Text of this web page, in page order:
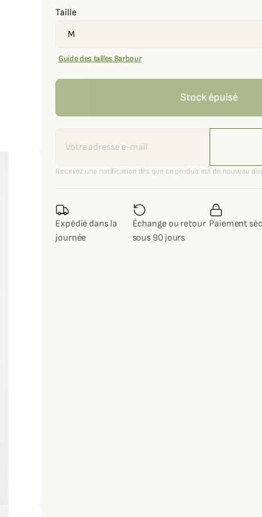
Taille
Guide des tailles Barbour
Stock épuisé
Recevez une notification dès que ce produit est de nouveau
Expédié dans la
journée
Échange ou retour
sous 90 jours
Paiement